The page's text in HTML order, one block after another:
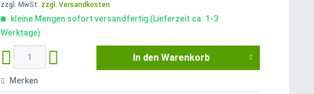
zzgl. MwSt. zzgl. Versandkosten
kleine Mengen sofort versandfertig (Lieferzeit ca. 1-3
Werktage)
In den Warenkorb
Merken